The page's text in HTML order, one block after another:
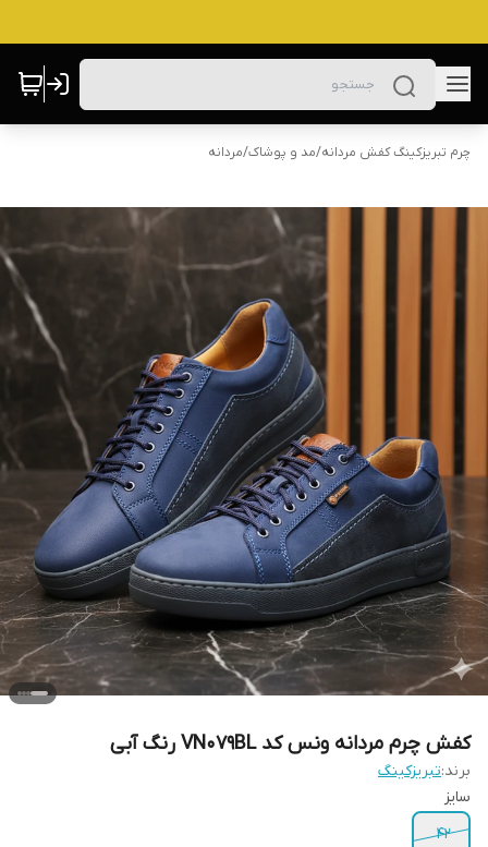
چرم تبریزکینگ کفش مردانه/مد و پوشاک/مردانه
کفش چرم مردانه ونس کد VN079BL رنگ آبی
برند:تبریزکینگ
سایز
42